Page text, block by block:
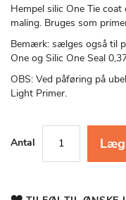
Hempel silic One Tie
maling. Bruges som
Bemærk: sælges også til
One og Silic One Seal
OBS: Ved påføring på
Light Primer.
Antal
af
billedgalleriet